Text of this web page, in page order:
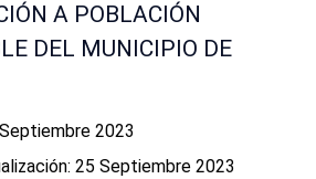
A POBLACIÓN
DEL MUNICIPIO DE
2023
25 Septiembre 2023